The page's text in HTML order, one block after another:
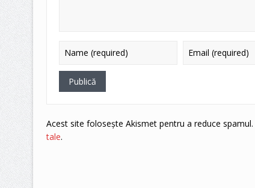
Acest site folosește Akismet pentru a reduce spamul.
tale.